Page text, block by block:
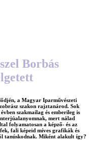
Borbás
a Magyar Iparművészeti
szakon rajztanárod. Sok
szakmailag és emberileg is
mert nálad
folyamatosan a képző- és az
fali képeid míves grafikák és
tanúskodnak. Miként alakult így?